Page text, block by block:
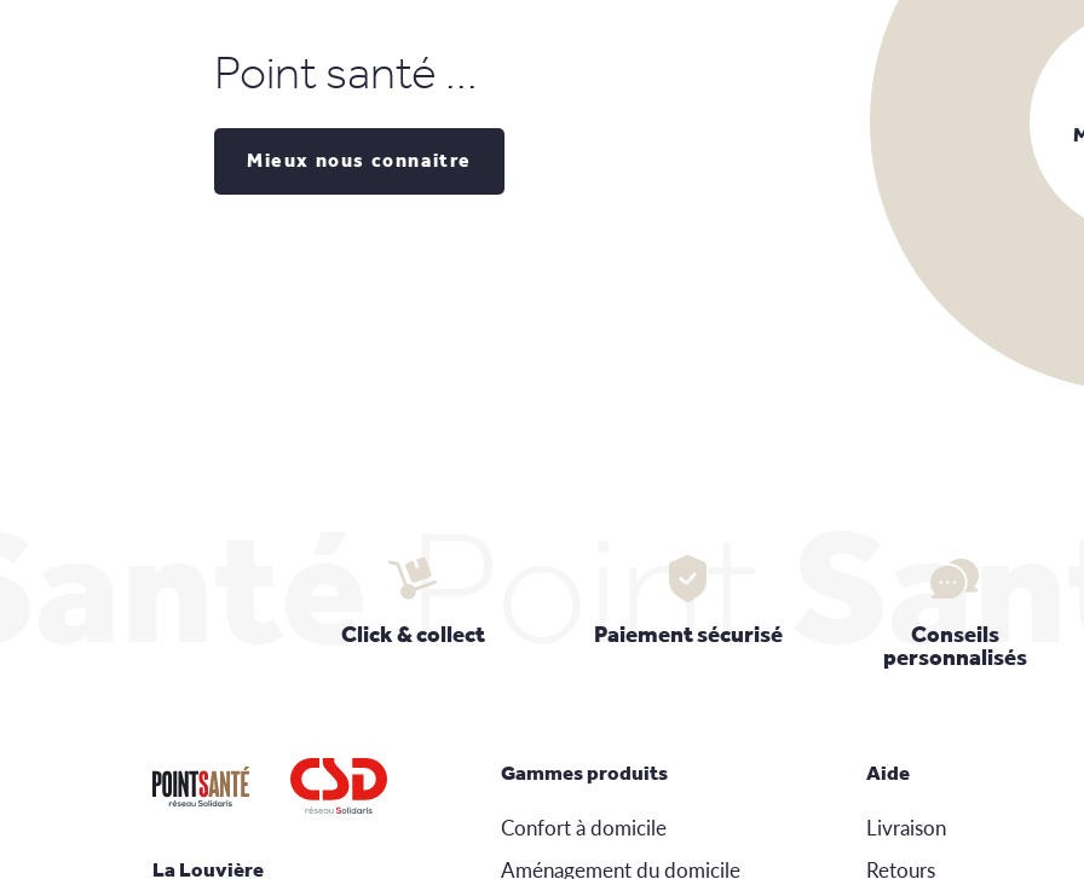
Point santé ...
Mieux nous connaitre
Point
Click & collect Paiement sécurisé
Conseils
personnalisés
La Louvière
Gammes produits
Confort à domicile
Aménagement du domicile
Aide
Livraison
Retours